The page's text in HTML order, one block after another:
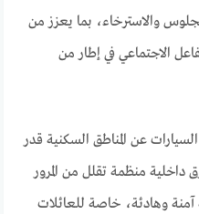
والاسترخاء، بما يعزز من
الاجتماعي في إطار من
عن المناطق السكنية قدر
منظمة تقلل من المرور
وهادئة، خاصة للعائلات